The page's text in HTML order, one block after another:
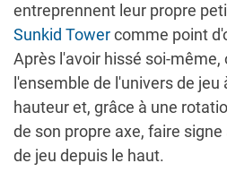
entreprennent leur propre
Sunkid Towercomme point
Après l'avoir hissé soi-même,
l'ensemble de l'univers de
hauteur et, grâce à une
de son propre axe, faire
de jeu depuis le haut.